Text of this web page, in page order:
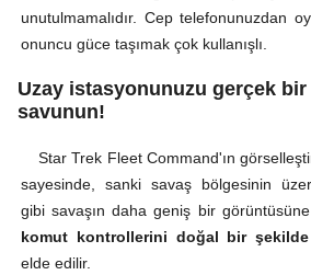
unutulmamalıdır. Cep telefonunuzdan
onuncu güce taşımak çok kullanışlı.
Uzay istasyonunuzu gerçek
savunun!
Star Trek Fleet Command'ın
sayesinde, sanki savaş bölgesinin
gibi savaşın daha geniş bir
komut kontrollerini doğal bir şekilde
elde edilir.